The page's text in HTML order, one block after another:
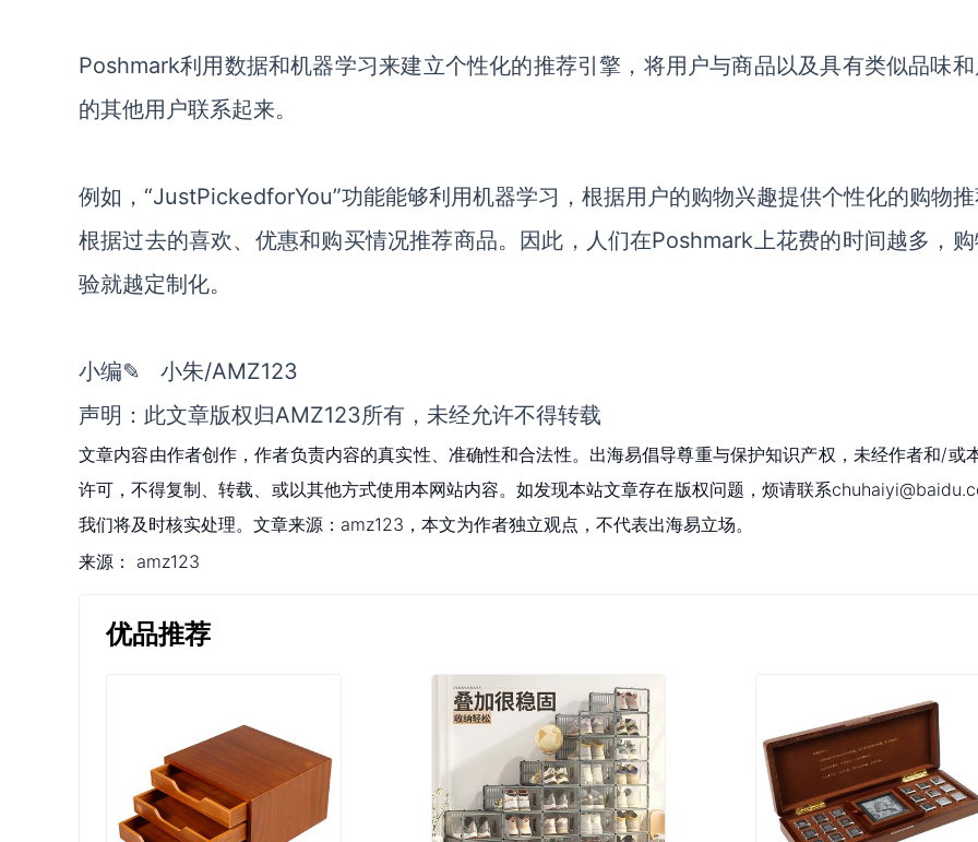
Poshmark利用数据和机器学习来建立个性化的推荐引擎，将用户与商品以及具有类似品味
的其他用户联系起来。
例如，“JustPickedforYou”功能能够利用机器学习，根据用户的购物兴趣提供个性化的购物推
根据过去的喜欢、优惠和购买情况推荐商品。因此，人们在Poshmark上花费的时间越多，
验就越定制化。
小编✎ 小朱/AMZ123
声明：此文章版权归AMZ123所有，未经允许不得转载
文章内容由作者创作，作者负责内容的真实性、准确性和合法性。出海易倡导尊重与保护知识产权，未经作者和/或
许可，不得复制、转载、或以其他方式使用本网站内容。如发现本站文章存在版权问题，烦请联系
我们将及时核实处理。文章来源：amz123，本文为作者独立观点，不代表出海易立场。
来源： amz123
优品推荐